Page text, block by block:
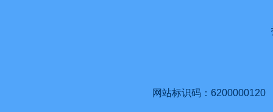
网站标识码：6200000120